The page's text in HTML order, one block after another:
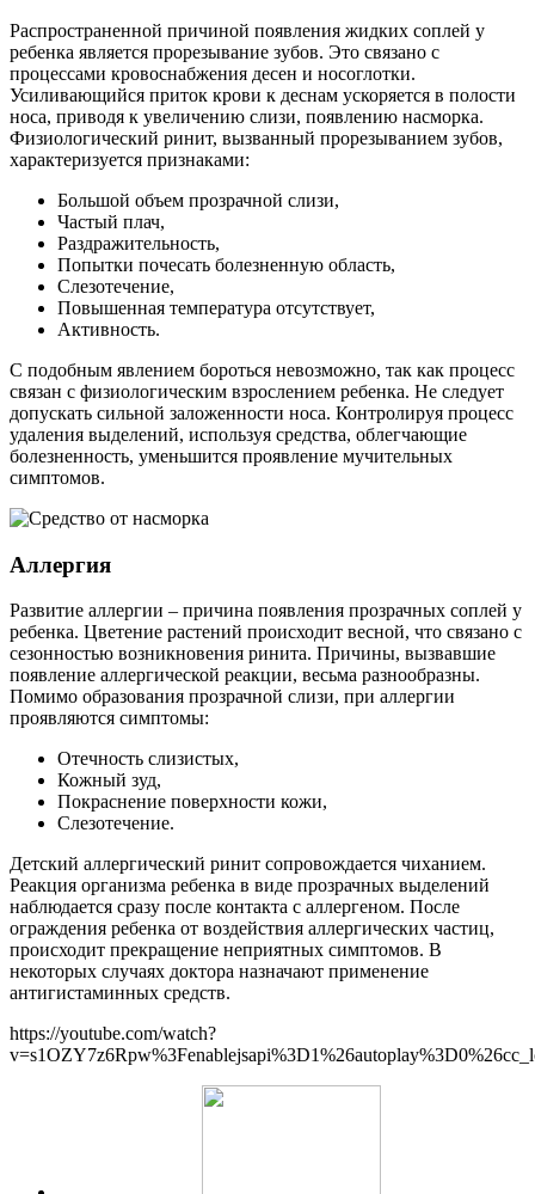
Распространенной причиной появления жидких соплей у
ребенка является прорезывание зубов. Это связано с
процессами кровоснабжения десен и носоглотки.
Усиливающийся приток крови к деснам ускоряется в полости
носа, приводя к увеличению слизи, появлению насморка.
Физиологический ринит, вызванный прорезыванием зубов,
характеризуется признаками:
Большой объем прозрачной слизи,
Частый плач,
Раздражительность,
Попытки почесать болезненную область,
Слезотечение,
Повышенная температура отсутствует,
Активность.
С подобным явлением бороться невозможно, так как процесс
связан с физиологическим взрослением ребенка. Не следует
допускать сильной заложенности носа. Контролируя процесс
удаления выделений, используя средства, облегчающие
болезненность, уменьшится проявление мучительных
симптомов.
Аллергия
Развитие аллергии – причина появления прозрачных соплей у
ребенка. Цветение растений происходит весной, что связано с
сезонностью возникновения ринита. Причины, вызвавшие
появление аллергической реакции, весьма разнообразны.
Помимо образования прозрачной слизи, при аллергии
проявляются симптомы:
Отечность слизистых,
Кожный зуд,
Покраснение поверхности кожи,
Слезотечение.
Детский аллергический ринит сопровождается чиханием.
Реакция организма ребенка в виде прозрачных выделений
наблюдается сразу после контакта с аллергеном. После
ограждения ребенка от воздействия аллергических частиц,
происходит прекращение неприятных симптомов. В
некоторых случаях доктора назначают применение
антигистаминных средств.
https://youtube.com/watch?